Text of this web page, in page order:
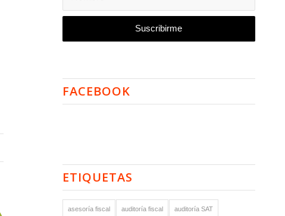
FACEBOOK
ETIQUETAS
asesoría fiscal auditoría fiscal auditoría SAT